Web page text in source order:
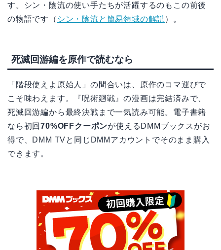
す。シン・陰流の使い手たちが活躍するのもこの前後
の物語です（ シン・陰流と簡易領域の解説 ）。
死滅回游編を原作で読むなら
「階段使えよ原始人」の間合いは、原作のコマ運びで
こそ味わえます。『呪術廻戦』の漫画は完結済みで、
死滅回游編から最終決戦まで一気読み可能。電子書籍
なら初回70%OFFクーポンが使えるDMMブックスがお
得で、DMM TVと同じDMMアカウントでそのまま購入
できます。